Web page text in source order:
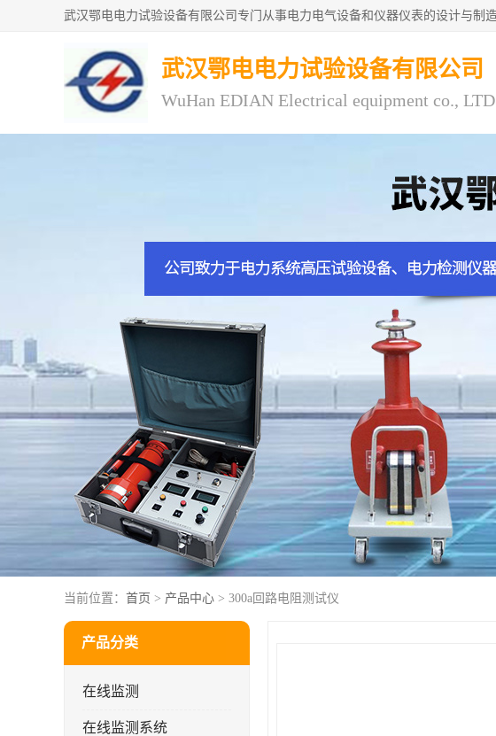
武汉鄂电电力试验设备有限公司
WuHan EDIAN Electrical equipment co., LTD
当前位置： 首页 > 产品中心 > 300a回路电阻测试仪
产品分类
在线监测
在线监测系统